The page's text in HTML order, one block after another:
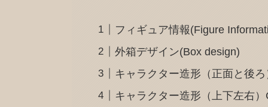
フィギュア情報(Figure
外箱デザイン(Box design)
キャラクター造形（正面と後
キャラクター造形（上下左右